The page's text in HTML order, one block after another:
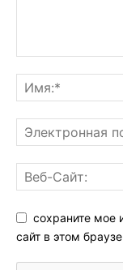
сохраните мое
сайт в этом